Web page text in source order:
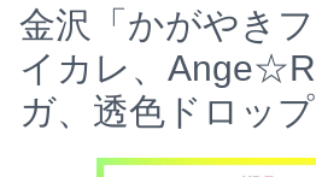
金沢「かがやき
イカレ、
ガ、透色ドロッ